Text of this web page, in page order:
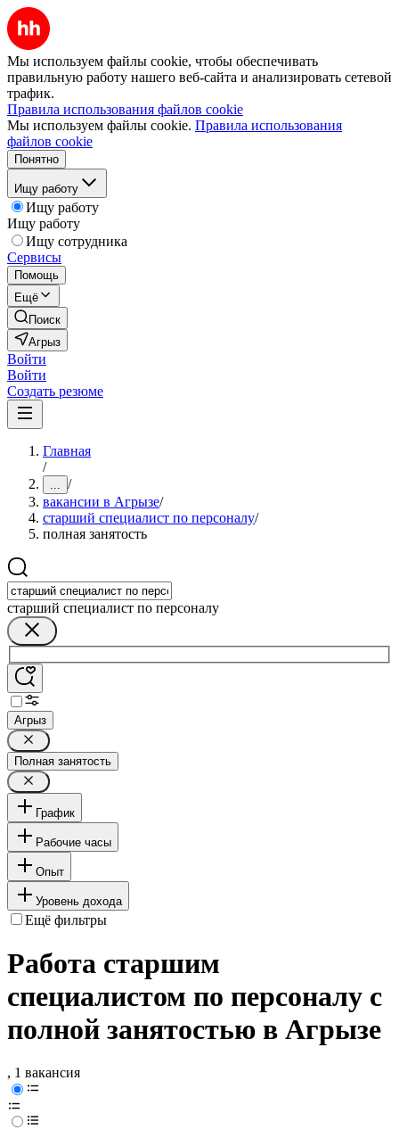
Мы используем файлы cookie, чтобы обеспечивать
правильную работу нашего веб-сайта и анализировать сетевой
трафик.
Правила использования файлов cookie
Мы используем файлы cookie. Правила использования
файлов cookie
Понятно
Ищу работу
Ищу работу
Ищу работу
Ищу сотрудника
Сервисы
Помощь
Ещё
Поиск
Агрыз
Войти
Войти
Создать резюме
Главная
/
... /
вакансии в Агрызе/
старший специалист по персоналу/
полная занятость
старший специалист по персоналу
Агрыз
Полная занятость
График
Рабочие часы
Опыт
Уровень дохода
Ещё фильтры
Работа старшим
специалистом по персоналу с
полной занятостью в Агрызе
, 1 вакансия